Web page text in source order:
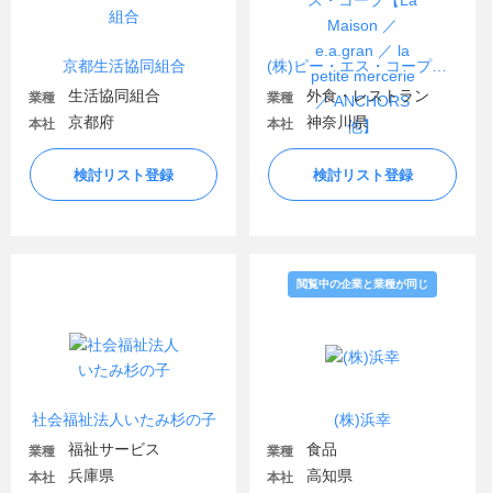
京都生活協同組合
業種 生活協同組合
本社 京都府
検討リスト登録
(株)ピー・エス・コープ【La Maison ／ e.a.gran ／ la petite mercerie ／ ANCHORS 他】
業種 外食・レストラン
本社 神奈川県
検討リスト登録
社会福祉法人いたみ杉の子
業種 福祉サービス
本社 兵庫県
(株)浜幸
閲覧中の企業と業種が同じ
業種 食品
本社 高知県